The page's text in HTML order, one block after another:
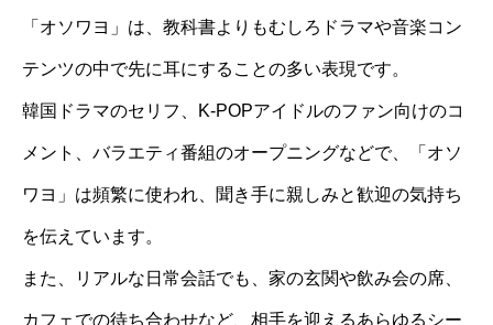
「オソワヨ」は、教科書よりもむしろドラマや音楽コン
テンツの中で先に耳にすることの多い表現です。
韓国ドラマのセリフ、K-POPアイドルのファン向けのコ
メント、バラエティ番組のオープニングなどで、「オソ
ワヨ」は頻繁に使われ、聞き手に親しみと歓迎の気持ち
を伝えています。
また、リアルな日常会話でも、家の玄関や飲み会の席、
カフェでの待ち合わせなど、相手を迎えるあらゆるシー